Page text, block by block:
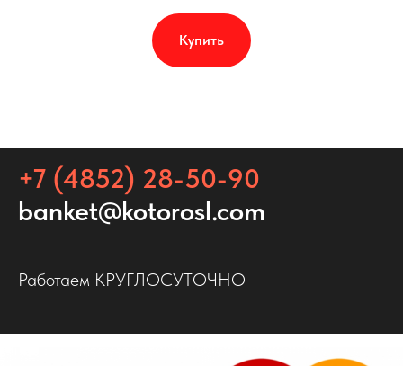
Купить
+7 (4852) 28-50-90
banket@kotorosl.com
Работаем КРУГЛОСУТОЧНО